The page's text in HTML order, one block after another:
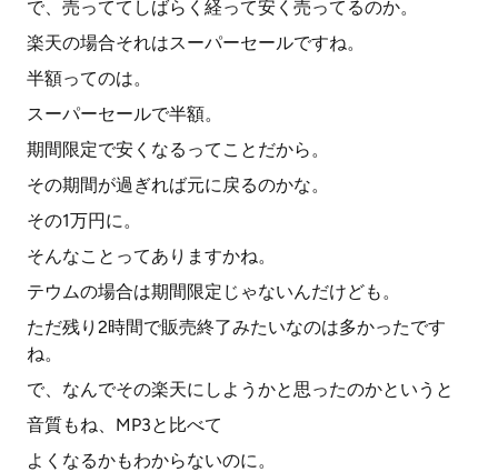
で、売っててしばらく経って安く売ってるのか。
楽天の場合それはスーパーセールですね。
半額ってのは。
スーパーセールで半額。
期間限定で安くなるってことだから。
その期間が過ぎれば元に戻るのかな。
その1万円に。
そんなことってありますかね。
テウムの場合は期間限定じゃないんだけども。
ただ残り2時間で販売終了みたいなのは多かったです
ね。
で、なんでその楽天にしようかと思ったのかというと
音質もね、MP3と比べて
よくなるかもわからないのに。